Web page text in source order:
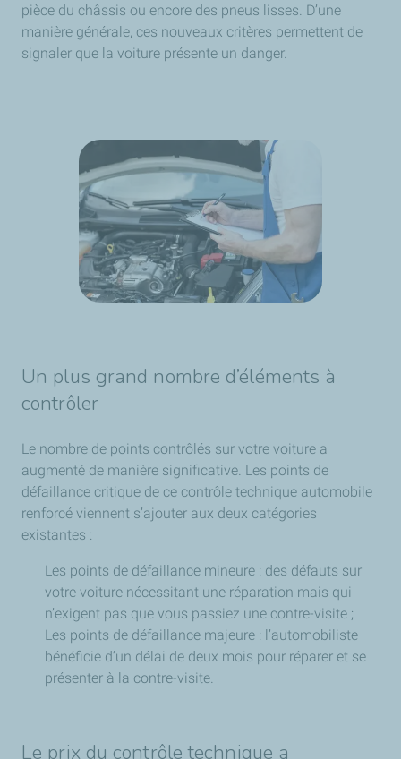
pièce du châssis ou encore des pneus lisses. D’une
manière générale, ces nouveaux critères permettent de
signaler que la voiture présente un danger.
Un plus grand nombre d’éléments à
contrôler
Le nombre de points contrôlés sur votre voiture a
augmenté de manière significative. Les points de
défaillance critique de ce contrôle technique automobile
renforcé viennent s’ajouter aux deux catégories
existantes :
Les points de défaillance mineure : des défauts sur
votre voiture nécessitant une réparation mais qui
n’exigent pas que vous passiez une contre-visite ;
Les points de défaillance majeure : l’automobiliste
bénéficie d’un délai de deux mois pour réparer et se
présenter à la contre-visite.
Le prix du contrôle technique a